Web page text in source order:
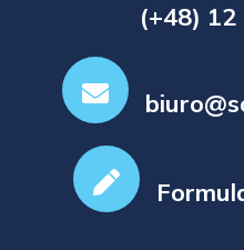
(+48)